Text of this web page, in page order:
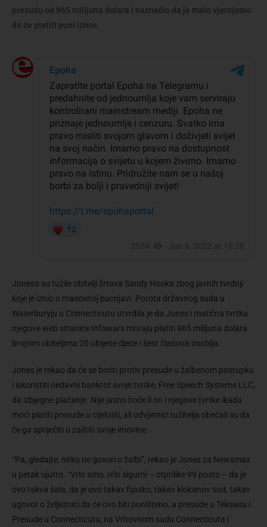
presudu od 965 milijuna dolara i naznačio da je malo vjerojatno
da će platiti puni iznos.
Jonesa su tužile obitelji žrtava Sandy Hooka zbog javnih tvrdnji
koje je iznio o masovnoj pucnjavi. Porota državnog suda u
Waterburyju u Connecticutu utvrdila je da Jones i matična tvrtka
njegove web stranice Infowars moraju platiti 965 milijuna dolara
brojnim obiteljima 20 ubijene djece i šest članova osoblja.
Jones je rekao da će se boriti protiv presude u žalbenom postupku
i iskoristiti nedavni bankrot svoje tvrtke, Free Speech Systems LLC,
da izbjegne plaćanje. Nije jasno hoće li on i njegove tvrtke ikada
moći platiti presude u cijelosti, ali odvjetnici tužitelja obećali su da
će ga spriječiti u zaštiti svoje imovine.
“Pa, gledajte, nitko ne govori o žalbi”, rekao je Jones za Newsmax
u petak ujutro. “Vrlo smo, vrlo sigurni – otprilike 99 posto – da je
ovo takva šala, da je ovo takav fijasko, takav klokanov sud, takav
ugovor o željeznici da će ovo biti poništeno, a presude u Teksasu i
Presude u Connecticutu, na Vrhovnom sudu Connecticuta i